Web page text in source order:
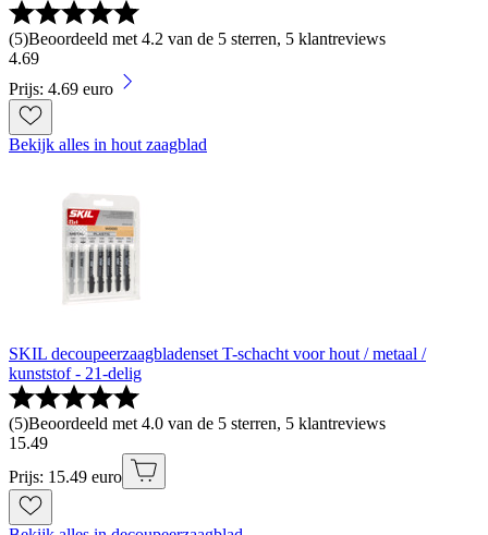
(5)Beoordeeld met 4.2 van de 5 sterren, 5 klantreviews
4.69
Prijs: 4.69 euro
Bekijk alles in hout zaagblad
SKIL decoupeerzaagbladenset T-schacht voor hout / metaal /
kunststof - 21-delig
(5)Beoordeeld met 4.0 van de 5 sterren, 5 klantreviews
15.49
Prijs: 15.49 euro